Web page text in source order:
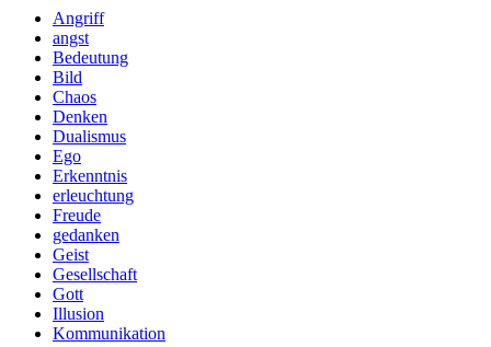
Angriff
angst
Bedeutung
Bild
Chaos
Denken
Dualismus
Ego
Erkenntnis
erleuchtung
Freude
gedanken
Geist
Gesellschaft
Gott
Illusion
Kommunikation